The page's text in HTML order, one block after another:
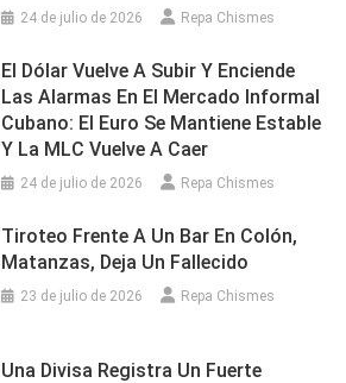
24 de julio de 2026 Repa Chismes
El Dólar Vuelve A Subir Y Enciende
Las Alarmas En El Mercado Informal
Cubano: El Euro Se Mantiene Estable
Y La MLC Vuelve A Caer
24 de julio de 2026 Repa Chismes
Tiroteo Frente A Un Bar En Colón,
Matanzas, Deja Un Fallecido
23 de julio de 2026 Repa Chismes
Una Divisa Registra Un Fuerte